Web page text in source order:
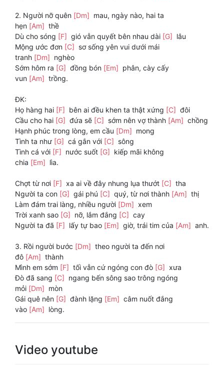
2. Người nỡ quên [Dm] mau, ngày nào, hai ta
hẹn [Am] thề
Dù cho sóng [F] gió vẫn quyết bên nhau dài [G] lâu
Mộng ước đơn [C] sơ sống yên vui dưới mái
tranh [Dm] nghèo
Sớm hôm ra [G] đồng bón [Em] phân, cày cấy
vun [Am] trồng.
ĐK:
Họ hàng hai [F] bên ai đều khen ta thật xứng [C] đôi
Cầu cho hai [G] đứa sẽ [C] sớm nên vợ thành [Am] chồng
Hạnh phúc trong lòng, em cầu [Dm] mong
Tình ta như [G] cá gắn với [C] sông
Tình cá với [F] nước suốt [G] kiếp mãi không
chia [Em] lìa.
Chợt từ nơi [F] xa ai về đây nhung lụa thướt [C] tha
Người ta con [G] gái phú [C] quý, từ nơi thành [Am] thị
Làm đám trai làng, nhiều người [Dm] xem
Trời xanh sao [G] nỡ, lắm đắng [C] cay
Người ta đã [F] lấy tự bao [Em] giờ, trái tim của [Am] anh.
3. Rồi người bước [Dm] theo người ta đến nơi
đô [Am] thành
Mình em sớm [F] tối vẫn cứ ngóng con đò [G] xưa
Đò đã sang [C] ngang bến sông sao trông ngóng
mỏi [Dm] mòn
Gái quê nên [G] đành lặng [Em] câm nuốt đắng
vào [Am] lòng.
Video youtube